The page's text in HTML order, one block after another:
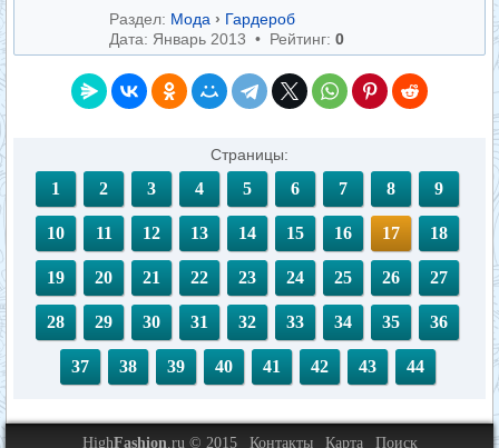
Раздел: Мода › Гардероб
Дата: Январь 2013 • Рейтинг: 0
Страницы:
1 2 3 4 5 6 7 8 9
10 11 12 13 14 15 16 17 18
19 20 21 22 23 24 25 26 27
28 29 30 31 32 33 34 35 36
37 38 39 40 41 42 43 44
HighFashion.ru © 2015 Контакты Карта Поиск